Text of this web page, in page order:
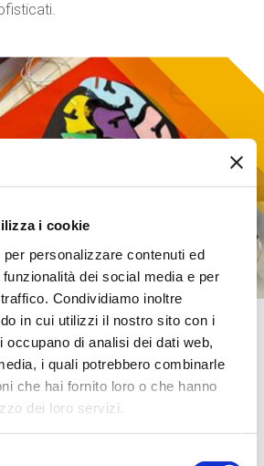
i cookie
personalizzare contenuti ed
dei social media e per
Condividiamo inoltre
in cui utilizzi il nostro sito con i
di analisi dei dati web,
i quali potrebbero combinarle
che hai fornito loro o che hanno
dei loro servizi.
cervello?
cervello in cartoncino cercando di